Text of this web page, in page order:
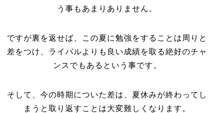
う事もあまりありません。
ですが裏を返せば、この夏に勉強をすることは周りと
差をつけ、ライバルよりも良い成績を取る絶好のチャ
ンスでもあるという事です。
そして、今の時期についた差は、夏休みが終わってし
まうと取り返すことは大変難しくなります。